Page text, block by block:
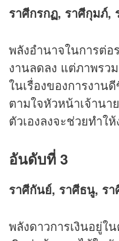
ราศีกรกฏ, ราศีกุมภ์,
พลังอำนาจในการต่อ
งานลดลง แต่ภาพรว
ในเรื่องของการงา
ตามใจหัวหน้าเจ้าน
ตัวเองลงจะช่วยทำใ
อันดับที่ 3
ราศีกันย์, ราศีธนู, ร
พลังดาวการเงินอยู่